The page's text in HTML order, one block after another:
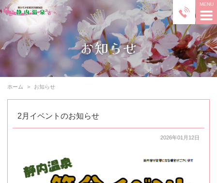
ホーム お知らせ
2月イベントのお知らせ
2026年01月12日